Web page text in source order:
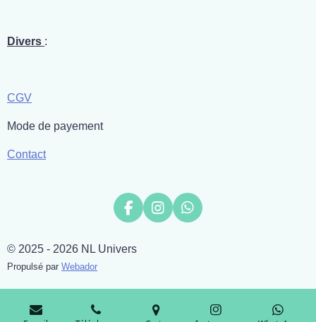
Divers :
CGV
Mode de payement
Contact
F
e
I
a
W
© 2025 - 2026 NL Univers
Propulsé par Webador